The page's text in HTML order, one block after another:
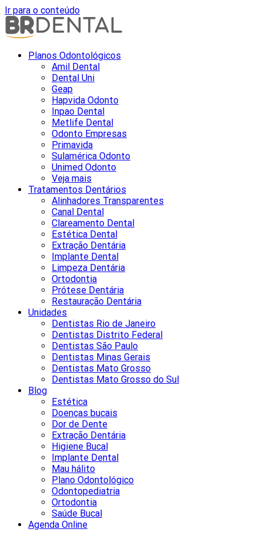
Ir para o conteúdo
Planos Odontológicos
Amil Dental
Dental Uni
Geap
Hapvida Odonto
Inpao Dental
Metlife Dental
Odonto Empresas
Primavida
Sulamérica Odonto
Unimed Odonto
Veja mais
Tratamentos Dentários
Alinhadores Transparentes
Canal Dental
Clareamento Dental
Estética Dental
Extração Dentária
Implante Dental
Limpeza Dentária
Ortodontia
Prótese Dentária
Restauração Dentária
Unidades
Dentistas Rio de Janeiro
Dentistas Distrito Federal
Dentistas São Paulo
Dentistas Minas Gerais
Dentistas Mato Grosso
Dentistas Mato Grosso do Sul
Blog
Estética
Doenças bucais
Dor de Dente
Extração Dentária
Higiene Bucal
Implante Dental
Mau hálito
Plano Odontológico
Odontopediatria
Ortodontia
Saúde Bucal
Agenda Online